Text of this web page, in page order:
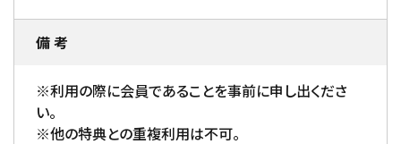
備 考
※利用の際に会員であることを事前に申し出くださ
い。
※他の特典との重複利用は不可。